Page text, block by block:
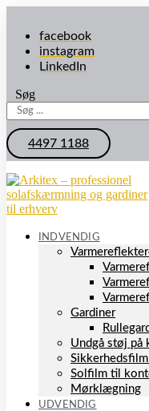
facebook
instagram
LinkedIn
Søg
4497 1188
INDVENDIG
Gardiner
Undgå støj
Solfilm til
Mørklægning
UDVENDIG